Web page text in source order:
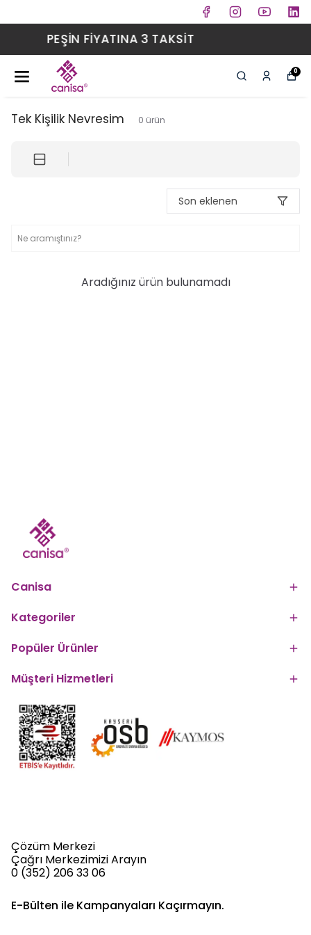
TAKSİT
0
Tek Kişilik Nevresim 0 ürün
Son eklenen
Aradığınız ürün bulunamadı
Canisa
Kategoriler
Popüler Ürünler
Müşteri Hizmetleri
Çözüm Merkezi
Çağrı Merkezimizi Arayın
0 (352) 206 33 06
E-Bülten ile Kampanyaları Kaçırmayın.